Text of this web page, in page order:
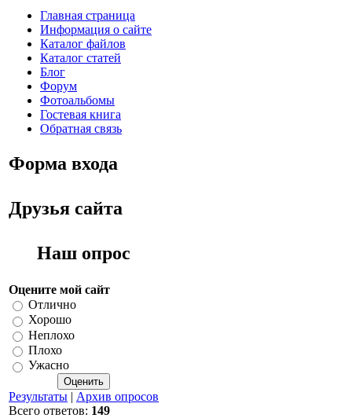
Главная страница
Информация о сайте
Каталог файлов
Каталог статей
Блог
Форум
Фотоальбомы
Гостевая книга
Обратная связь
Форма входа
Друзья сайта
Наш опрос
Оцените мой сайт
Отлично
Хорошо
Неплохо
Плохо
Ужасно
Результаты | Архив опросов
Всего ответов: 149